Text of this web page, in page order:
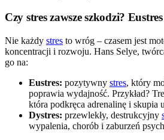
Czy stres zawsze szkodzi?
Nie każdy stres to wróg – czasem jest
koncentracji i rozwoju. Hans Selye,
go na:
Eustres: pozytywny stres, który
poprawia wydajność. Przykład?
która podkręca adrenalinę i skupia
Dystres: przewlekły, destrukcyjny
wypalenia, chorób i zaburzeń